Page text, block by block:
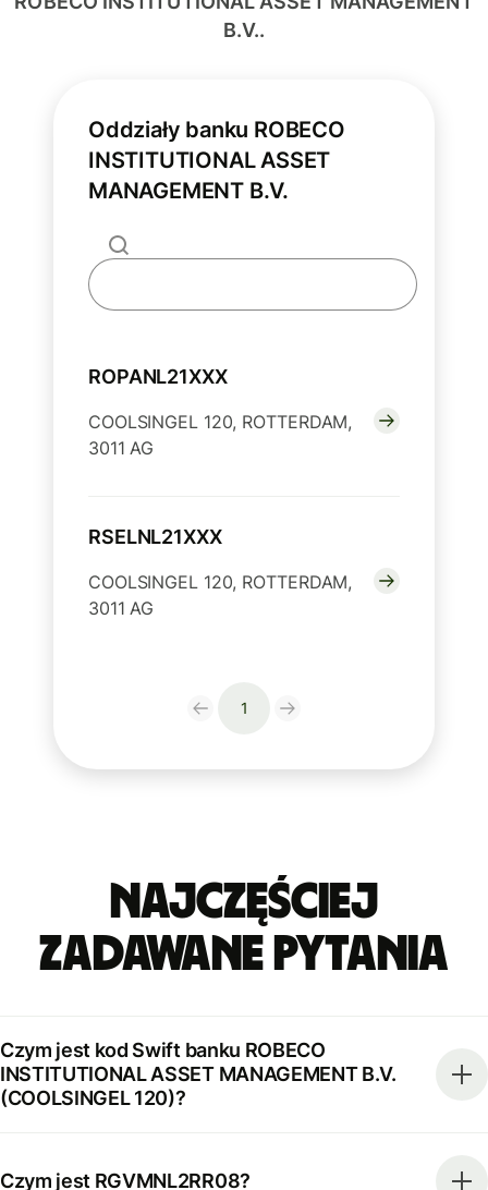
B.V..
Oddziały banku ROBECO
INSTITUTIONAL ASSET
MANAGEMENT B.V.
ROPANL21XXX
COOLSINGEL 120, ROTTERDAM,
3011 AG
RSELNL21XXX
COOLSINGEL 120, ROTTERDAM,
3011 AG
1
Najczęściej
zadawane pytania
Czym jest kod Swift banku ROBECO
INSTITUTIONAL ASSET MANAGEMENT B.V.
(COOLSINGEL 120)?
Czym jest RGVMNL2RR08?